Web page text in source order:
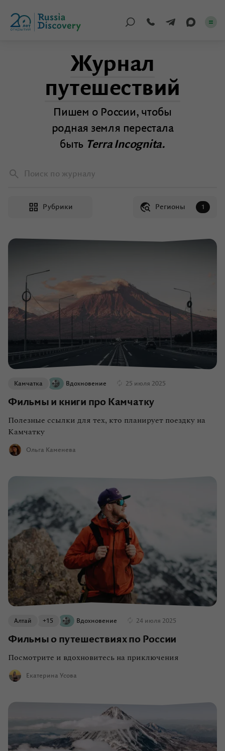
По России
Корпоративные
Сертификаты
Подписаться
Пн-Пт:
10:00–20:00
Сб:11:00–20:00
Журнал
путешествий
Пишем о России, чтобы
родная земля перестала
быть Terra Incognita.
Поиск по журналу
Рубрики Регионы 1
Вдохновение
Камчатка 25 июля 2025
Фильмы и книги про Камчатку
Полезные ссылки для тех, кто планирует поездку на
Камчатку
Ольга Каменева
Вдохновение
+15
Алтай 24 июля 2025
Фильмы о путешествиях по России
Посмотрите и вдохновитесь на приключения
Екатерина Усова